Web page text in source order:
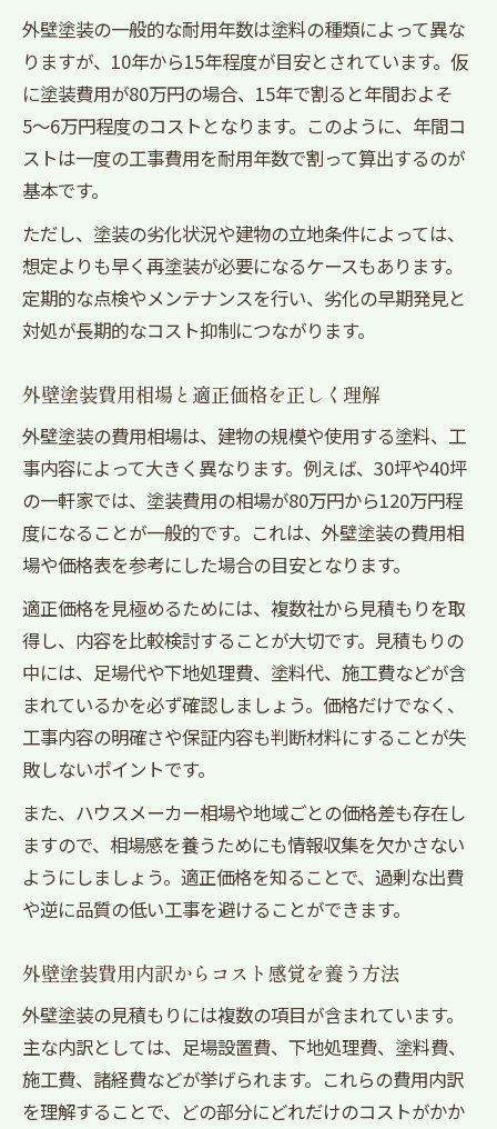
極意
外壁塗装相場を踏まえた価格交渉のコツ
外壁塗装費用内訳が適正かチェックする方
法
外壁塗装価格表から無駄な費用を発見する
失敗しないための外壁塗装費用比較法
外壁塗装費用比較で見落としがちな注意点
外壁塗装の相場30坪と40坪を正しく比較
外壁塗装ハウスメーカー相場の特徴を理解
外壁塗装価格表で安さの根拠を探る視点
外壁塗装を先延ばしにするリスクとは
外壁塗装を20年しない場合の劣化リスク
外壁塗装の先延ばしは年間コスト増に直結
外壁塗装の費用相場と修繕リスクの関係性
外壁塗装費用内訳に現れる長期的な負担
長期的に得する外壁塗装の選び方ガイド
外壁塗装で長期満足度を得るための選択基
準
外壁塗装の色選びは年間コストにも影響
外壁塗装の費用相場と施工内容を比較検討
外壁塗装価格表を見て賢く業者を選ぶ方法
外壁塗装の相場30坪・40坪で損しない選び
外壁塗装の一般的な耐用年数は塗料の種類によって異な
りますが、10年から15年程度が目安とされています。仮
に塗装費用が80万円の場合、15年で割ると年間およそ
5〜6万円程度のコストとなります。このように、年間コ
ストは一度の工事費用を耐用年数で割って算出するのが
基本です。
ただし、塗装の劣化状況や建物の立地条件によっては、
想定よりも早く再塗装が必要になるケースもあります。
定期的な点検やメンテナンスを行い、劣化の早期発見と
対処が長期的なコスト抑制につながります。
外壁塗装費用相場と適正価格を正しく理解
外壁塗装の費用相場は、建物の規模や使用する塗料、工
事内容によって大きく異なります。例えば、30坪や40坪
の一軒家では、塗装費用の相場が80万円から120万円程
度になることが一般的です。これは、外壁塗装の費用相
場や価格表を参考にした場合の目安となります。
適正価格を見極めるためには、複数社から見積もりを取
得し、内容を比較検討することが大切です。見積もりの
中には、足場代や下地処理費、塗料代、施工費などが含
まれているかを必ず確認しましょう。価格だけでなく、
工事内容の明確さや保証内容も判断材料にすることが失
敗しないポイントです。
また、ハウスメーカー相場や地域ごとの価格差も存在し
ますので、相場感を養うためにも情報収集を欠かさない
ようにしましょう。適正価格を知ることで、過剰な出費
や逆に品質の低い工事を避けることができます。
外壁塗装費用内訳からコスト感覚を養う方法
外壁塗装の見積もりには複数の項目が含まれています。
主な内訳としては、足場設置費、下地処理費、塗料費、
施工費、諸経費などが挙げられます。これらの費用内訳
を理解することで、どの部分にどれだけのコストがかか